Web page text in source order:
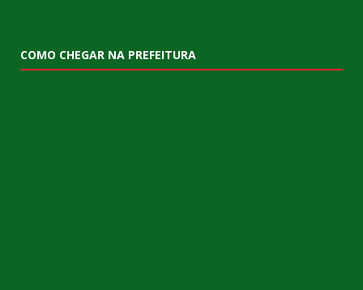
COMO CHEGAR NA PREFEITURA